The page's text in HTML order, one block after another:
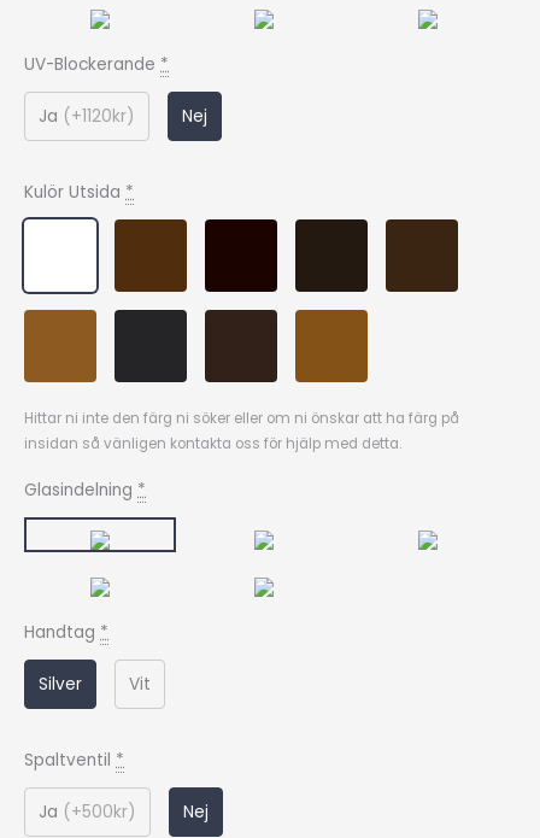
UV-Blockerande *
Ja (+1120kr) Nej
Kulör Utsida *
Hittar ni inte den färg ni söker eller om ni önskar att ha färg på
insidan så vänligen kontakta oss för hjälp med detta.
Glasindelning *
Handtag *
Silver Vit
Spaltventil *
Ja (+500kr) Nej